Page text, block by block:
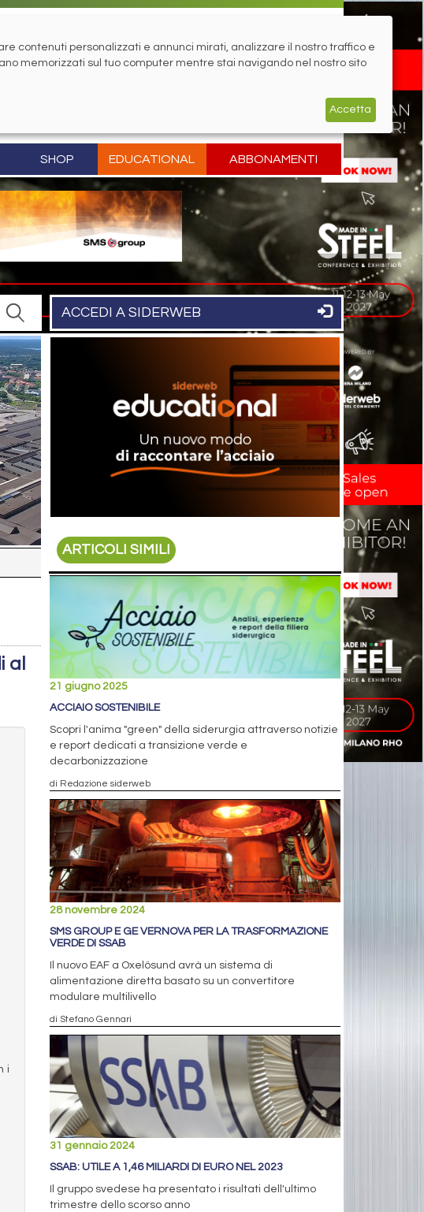
SHOP EDUCATIONAL ABBONAMENTI
ACCEDI A SIDERWEB
al
i
ARTICOLI SIMILI
21 giugno 2025
ACCIAIO SOSTENIBILE
Scopri l'anima "green" della siderurgia attraverso notizie
e report dedicati a transizione verde e
decarbonizzazione
di Redazione siderweb
28 novembre 2024
SMS GROUP E GE VERNOVA PER LA TRASFORMAZIONE
VERDE DI SSAB
Il nuovo EAF a Oxelösund avrà un sistema di
alimentazione diretta basato su un convertitore
modulare multilivello
di Stefano Gennari
31 gennaio 2024
SSAB: UTILE A 1,46 MILIARDI DI EURO NEL 2023
Il gruppo svedese ha presentato i risultati dell'ultimo
trimestre dello scorso anno
contenuti personalizzati e annunci mirati, analizzare il nostro traffico e
memorizzati sul tuo computer mentre stai navigando nel nostro sito
Accetta